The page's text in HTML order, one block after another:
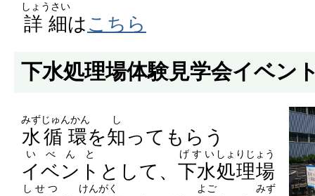
詳細
しょうさい
はこちら
下水処理場体験見学会イベン
水
みず
循環
じゅんかん
を知
し
ってもらう
イベント
いべんと
として、 下水
げすい
処理場
しょりじょう
しせつ けんがく よご みず